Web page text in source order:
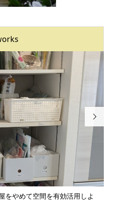
をやめて空間を有効活用しよ
